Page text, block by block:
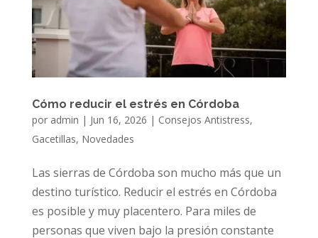
Cómo reducir el estrés en Córdoba
por admin | Jun 16, 2026 | Consejos Antistress,
Gacetillas, Novedades
Las sierras de Córdoba son mucho más que un
destino turístico. Reducir el estrés en Córdoba
es posible y muy placentero. Para miles de
personas que viven bajo la presión constante